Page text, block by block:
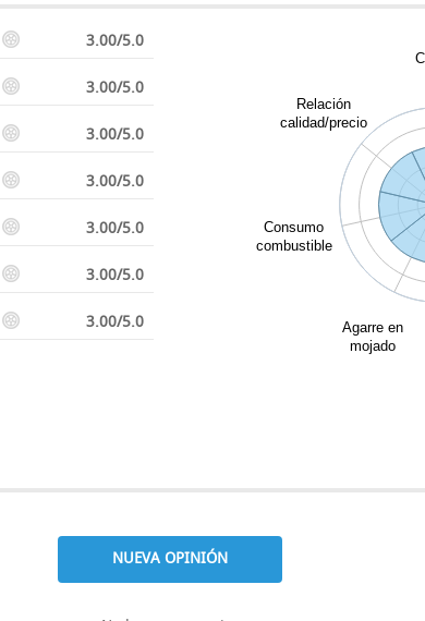
3.00/5.0
3.00/5.0
3.00/5.0
3.00/5.0
3.00/5.0
3.00/5.0
3.00/5.0
Agarre en
mojado
Consumo
combustible
Relación
calidad/precio
NUEVA OPINIÓN